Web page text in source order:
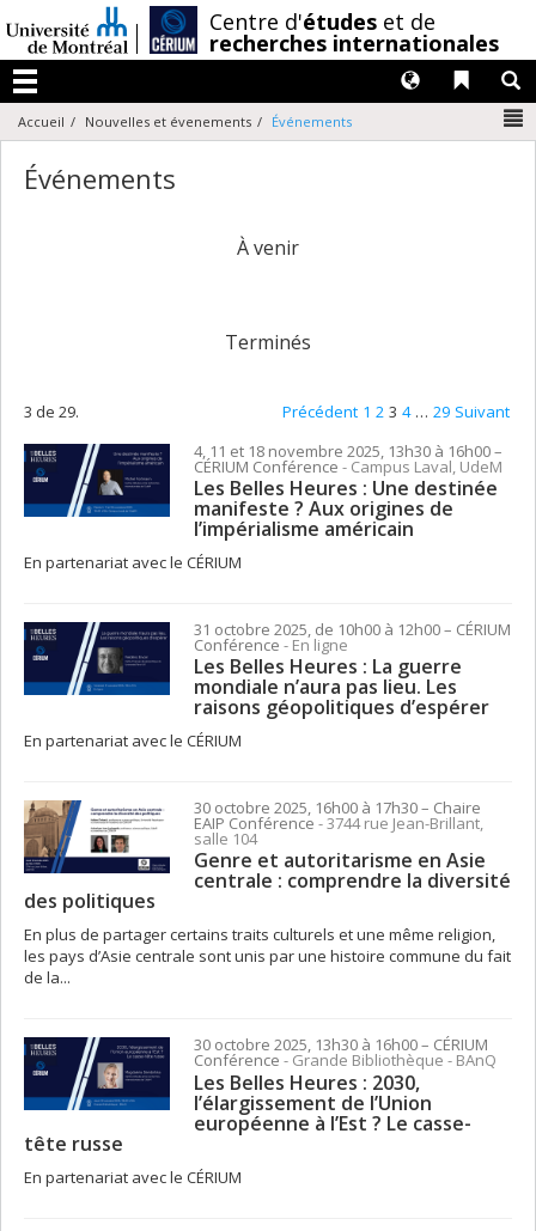
au
contenu
Centre d'études et de
recherches internationales
Menu
Liens
Langues
Accueil Nouvelles et évenements Événements
Événements
À venir
Terminés
3 de 29. Précédent 1 2 3 4 … 29 Suivant
4, 11 et 18 novembre 2025, 13h30 à 16h00–
CÉRIUM Conférence- Campus Laval, UdeM
Les Belles Heures : Une destinée
manifeste ? Aux origines de
l’impérialisme américain
En partenariat avec le CÉRIUM
31 octobre 2025, de 10h00 à 12h00– CÉRIUM
Conférence- En ligne
Les Belles Heures : La guerre
mondiale n’aura pas lieu. Les
raisons géopolitiques d’espérer
En partenariat avec le CÉRIUM
30 octobre 2025, 16h00 à 17h30– Chaire
EAIP Conférence- 3744 rue Jean-Brillant,
salle 104
Genre et autoritarisme en Asie
centrale : comprendre la diversité
des politiques
En plus de partager certains traits culturels et une même religion,
les pays d’Asie centrale sont unis par une histoire commune du fait
de la...
30 octobre 2025, 13h30 à 16h00– CÉRIUM
Conférence- Grande Bibliothèque - BAnQ
Les Belles Heures : 2030,
l’élargissement de l’Union
européenne à l’Est ? Le casse-
tête russe
En partenariat avec le CÉRIUM